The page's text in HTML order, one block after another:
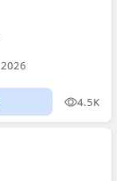
4.5K